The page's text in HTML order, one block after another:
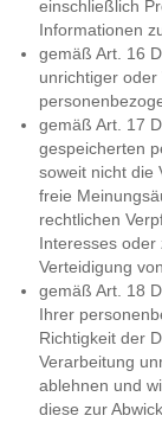
einschließlich
Informationen
gemäß Art. 16
unrichtiger
gemäß Art. 17
gespeicherten
soweit nicht die
freie
rechtlichen
Interesses oder
Verteidigung
gemäß Art. 18
Ihrer
Richtigkeit der
Verarbeitung
ablehnen und
diese zur